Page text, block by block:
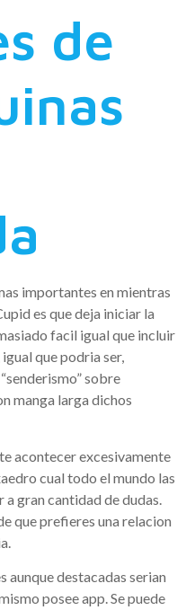
de
importantes en mientras
es que deja iniciar la
facil igual que incluir
que podri­a ser,
sobre
manga larga dichos
acontecer excesivamente
cual todo el mundo las
gran cantidad de dudas.
que prefieres una relacion
aunque destacadas seri­an
posee app. Se puede